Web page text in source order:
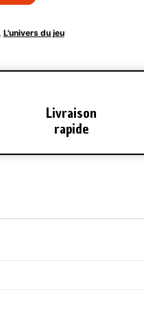
L'univers du jeu
Livraison
rapide